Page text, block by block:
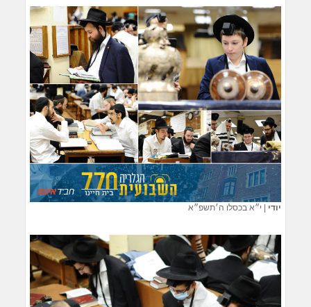
יודי | י״א בכסלו ה׳תשפ״א